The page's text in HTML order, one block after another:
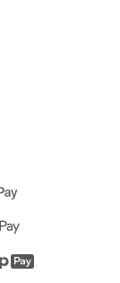
Pay
Google
Pay